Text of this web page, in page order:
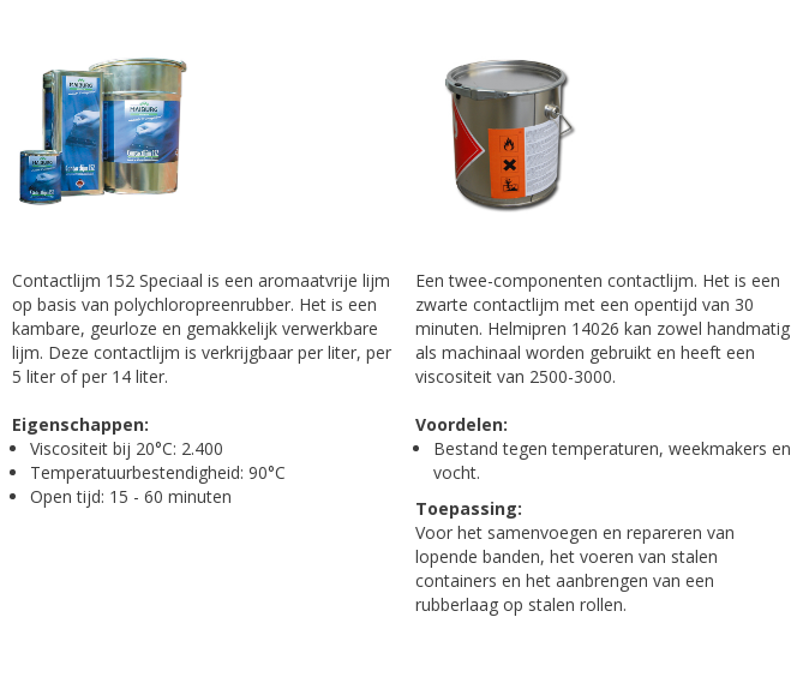
Contactlijm 152 Speciaal is een aromaatvrije lijm
op basis van polychloropreenrubber. Het is een
kambare, geurloze en gemakkelijk verwerkbare
lijm. Deze contactlijm is verkrijgbaar per liter, per
5 liter of per 14 liter.
Eigenschappen:
Viscositeit bij 20°C: 2.400
Temperatuurbestendigheid: 90°C
Open tijd: 15 - 60 minuten
Een twee-componenten contactlijm. Het is een
zwarte contactlijm met een opentijd van 30
minuten. Helmipren 14026 kan zowel handmatig
als machinaal worden gebruikt en heeft een
viscositeit van 2500-3000.
Voordelen:
Bestand tegen temperaturen, weekmakers en
vocht.
Toepassing:
Voor het samenvoegen en repareren van
lopende banden, het voeren van stalen
containers en het aanbrengen van een
rubberlaag op stalen rollen.